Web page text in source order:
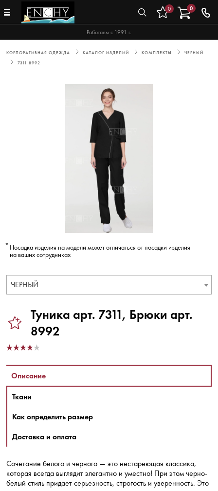
Работаем с 1991 г.
0 0
КОРПОРАТИВНАЯ ОДЕЖДА КАТАЛОГ ИЗДЕЛИЙ КОМПЛЕКТЫ
ЧЕРНЫЙ
7311 8992
Посадка изделия на модели может отличаться от посадки изделия
на ваших сотрудниках
ЧЕРНЫЙ
Туника арт. 7311, Брюки арт.
8992
Описание
Ткани
Как определить размер
Доставка и оплата
Сочетание белого и черного — это нестареющая классика,
которая всегда выглядит элегантно и уместно! При этом черно-
белый стиль придает серьезность, строгость и уверенность. Это